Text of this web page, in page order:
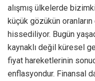
alışmış ülkelerde
küçük gözükün
hissediliyor. Bugün
kaynaklı değil küresel
fiyat hareketlerinin
enflasyondur. Finansal